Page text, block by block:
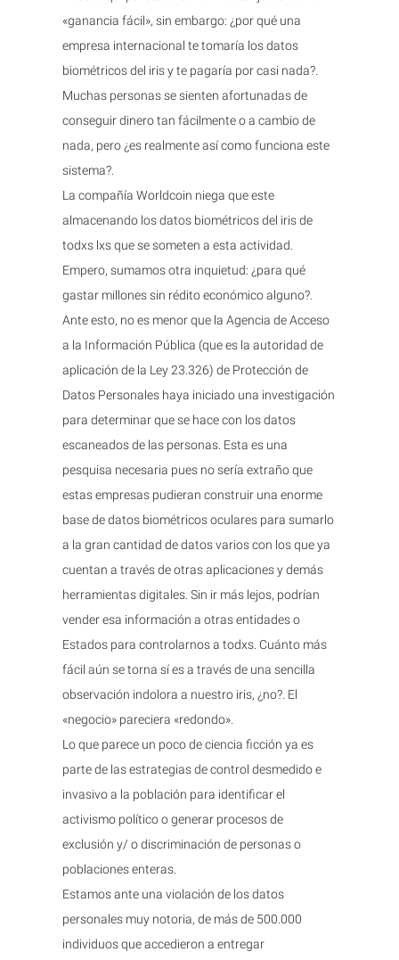
«ganancia fácil», sin embargo: ¿por qué una
empresa internacional te tomaría los datos
biométricos del iris y te pagaría por casi nada?.
Muchas personas se sienten afortunadas de
conseguir dinero tan fácilmente o a cambio de
nada, pero ¿es realmente así como funciona este
sistema?.
La compañía Worldcoin niega que este
almacenando los datos biométricos del iris de
todxs lxs que se someten a esta actividad.
Empero, sumamos otra inquietud: ¿para qué
gastar millones sin rédito económico alguno?.
Ante esto, no es menor que la Agencia de Acceso
a la Información Pública (que es la autoridad de
aplicación de la Ley 23.326) de Protección de
Datos Personales haya iniciado una investigación
para determinar que se hace con los datos
escaneados de las personas. Esta es una
pesquisa necesaria pues no sería extraño que
estas empresas pudieran construir una enorme
base de datos biométricos oculares para sumarlo
a la gran cantidad de datos varios con los que ya
cuentan a través de otras aplicaciones y demás
herramientas digitales. Sin ir más lejos, podrían
vender esa información a otras entidades o
Estados para controlarnos a todxs. Cuánto más
fácil aún se torna sí es a través de una sencilla
observación indolora a nuestro iris, ¿no?. El
«negocio» pareciera «redondo».
Lo que parece un poco de ciencia ficción ya es
parte de las estrategias de control desmedido e
invasivo a la población para identificar el
activismo político o generar procesos de
exclusión y/ o discriminación de personas o
poblaciones enteras.
Estamos ante una violación de los datos
personales muy notoria, de más de 500.000
individuos que accedieron a entregar